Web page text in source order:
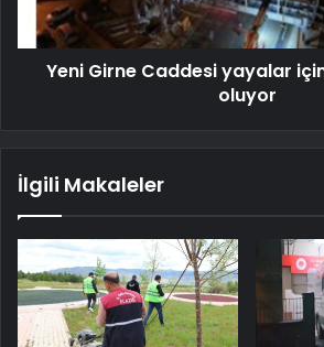
Yeni Girne Caddesi yayalar
oluyor
İlgili Makaleler